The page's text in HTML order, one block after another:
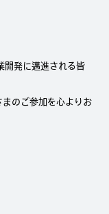
開発に邁進される皆
のご参加を心よりお